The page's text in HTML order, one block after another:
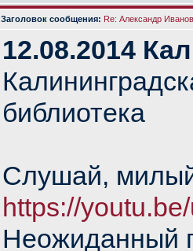
Заголовок сообщения: Re: Александр
12.08.2014
библиотека
Слушай,
https://
Неожиданный